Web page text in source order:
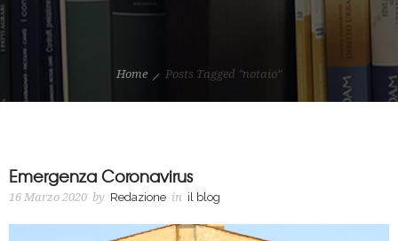
Home Posts Tagged "notaio"
Emergenza Coronavirus
16 Marzo 2020 by Redazione in il blog